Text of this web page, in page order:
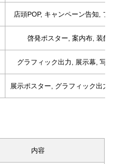
店頭POP, キャンペーン告知, フラッ
啓発ポスター, 案内布, 装飾幕
グラフィック出力, 展示幕, 写真作品
展示ポスター, グラフィック出力, 装
内容